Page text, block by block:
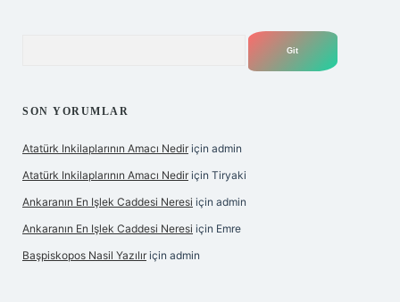
SON YORUMLAR
Atatürk Inkilaplarının Amacı Nedir için admin
Atatürk Inkilaplarının Amacı Nedir için Tiryaki
Ankaranın En Işlek Caddesi Neresi için admin
Ankaranın En Işlek Caddesi Neresi için Emre
Başpiskopos Nasil Yazılır için admin